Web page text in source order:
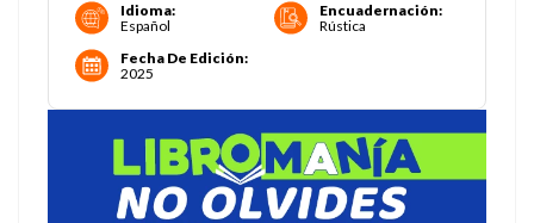
Idioma:
Español
Encuadernación:
Rústica
Fecha De Edición:
2025